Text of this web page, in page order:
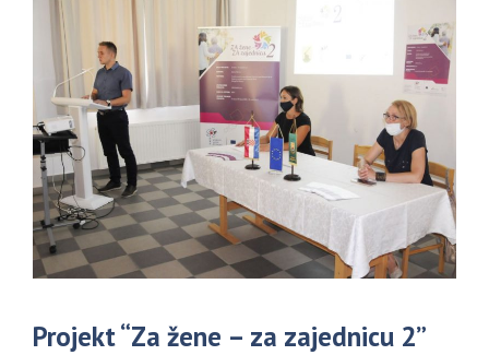
Projekt “Za žene – za zajednicu 2”